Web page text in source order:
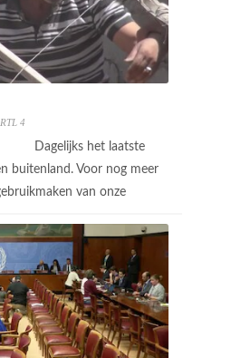
RTL 4
Dagelijks het laatste
buitenland. Voor nog meer
van onze